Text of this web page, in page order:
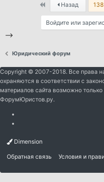
First Назад
Войдите или
-->
Юридический форум
Copyright © 2007-2018. Все права
охраняются в соответствии с
материалов сайта возможно
ФорумЮристов.ру.
Dimension
Обратная связь Условия и